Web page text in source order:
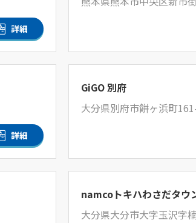
詳細
詳細
GiGO 別府
大分県別府市餅ヶ浜町
namcoトキハわさだタウ
大分県大分市大字玉沢字